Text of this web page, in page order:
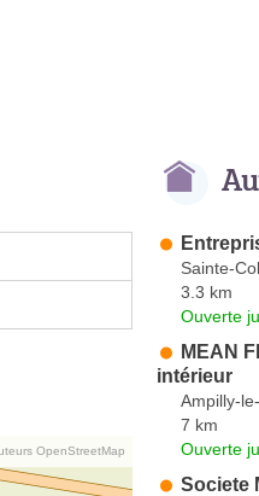
OpenStreetMap
Sainte-
3.3 km
Ouverte
MEAN
intérieur
Ampilly-
7 km
Ouverte
Societe